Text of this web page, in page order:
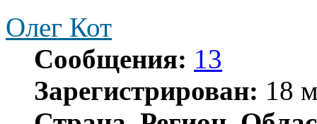
Олег Кот
Сообщения: 13
Зарегистрирован: 18